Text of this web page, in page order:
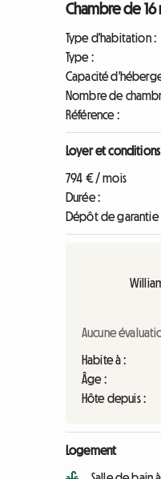
Chambre de 16
Type d'habitation :
Type :
Capacité
Nombre de
Référence :
Loyer et conditions
794 € / mois
Durée :
Dépôt de garantie
Aucune
Habite à :
Âge :
Hôte depuis :
Logement